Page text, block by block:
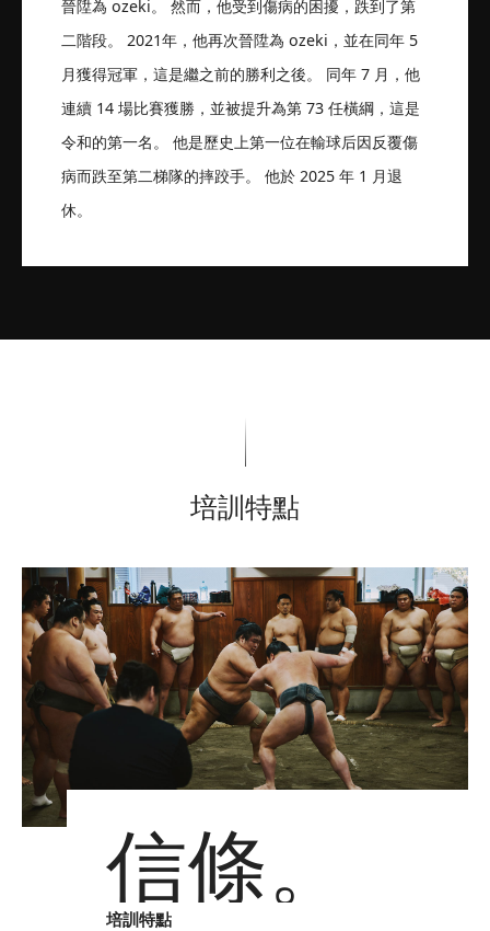
晉陞為 ozeki。 然而，他受到傷病的困擾，跌到了第
二階段。 2021年，他再次晉陞為 ozeki，並在同年 5
月獲得冠軍，這是繼之前的勝利之後。 同年 7 月，他
連續 14 場比賽獲勝，並被提升為第 73 任橫綱，這是
令和的第一名。 他是歷史上第一位在輸球后因反覆傷
病而跌至第二梯隊的摔跤手。 他於 2025 年 1 月退
休。
培訓特點
培訓特點
信條。